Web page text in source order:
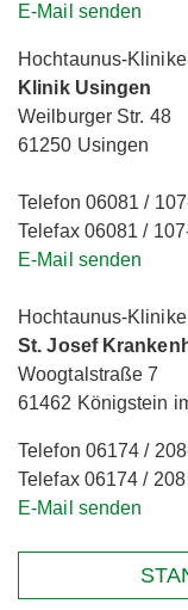
E-Mail senden
Hochtaunus-
Klinik Usingen
Weilburger Str. 48
61250 Usingen
Telefon 06081 /
Telefax 06081 /
E-Mail senden
Hochtaunus-
St. Josef
Woogtalstraße 7
61462 Königstein
Telefon 06174 /
Telefax 06174 /
E-Mail senden